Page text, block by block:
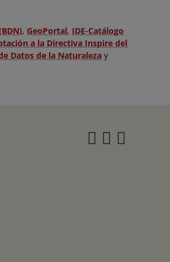
, GeoPortal, IDE-Catálogo
a la Directiva Inspire del
Datos de la Naturaleza y
Twitter